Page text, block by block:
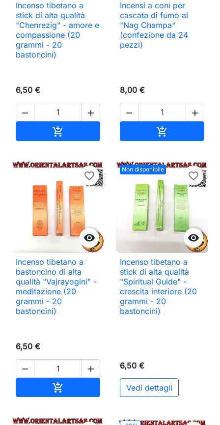
Incenso tibetano a
stick di alta qualità
"Chenrezig" - amore e
compassione (20
grammi - 20
bastoncini)
6,50 €
 

Incensi a coni per
cascata di fumo al
"Nag Champa"
(confezione da 24
pezzi)
8,00 €
 


favorite_border
Incenso tibetano a
bastoncino di alta
qualità "Vajrayogini" -
meditazione (20
grammi - 20
bastoncini)
6,50 €
 
 Aggiungi al carrello
Non disponibile

favorite_border
Incenso tibetano a
stick di alta qualità
"Spiritual Guide" -
crescita interiore (20
grammi - 20
bastoncini)
6,50 €
Vedi dettagli